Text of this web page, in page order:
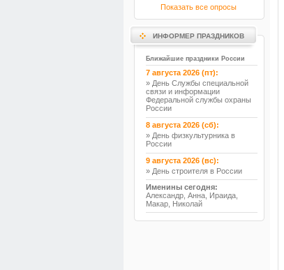
Показать все опросы
ИНФОРМЕР ПРАЗДНИКОВ
Ближайшие праздники России
7 августа 2026 (пт):
» День Службы специальной
связи и информации
Федеральной службы охраны
России
8 августа 2026 (сб):
» День физкультурника в
России
9 августа 2026 (вс):
» День строителя в России
Именины сегодня:
Александр, Анна, Ираида,
Макар, Николай